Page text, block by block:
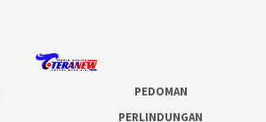
PEDOMAN
PERLINDUNGAN